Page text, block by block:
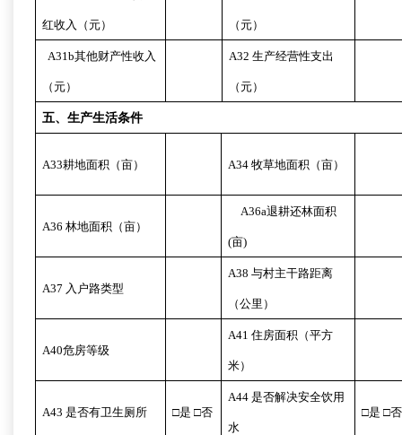
红收入（元） （元）
A31b其他财产性收入
（元）
A32生产经营性支出
（元）
五、生产生活条件
A33耕地面积（亩） A34牧草地面积（亩）
A36林地面积（亩）
A36a退耕还林面积
(亩)
A37 入户路类型
A38与村主干路距离
（公里）
A40危房等级
A41住房面积（平方
米）
A43是否有卫生厕所 □是□否
A44是否解决安全饮用
水
□是□否